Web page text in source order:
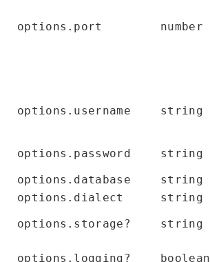
options.port number
options.username string
options.password string
options.database string
options.dialect string
options.storage?
string
options.logging? boolean